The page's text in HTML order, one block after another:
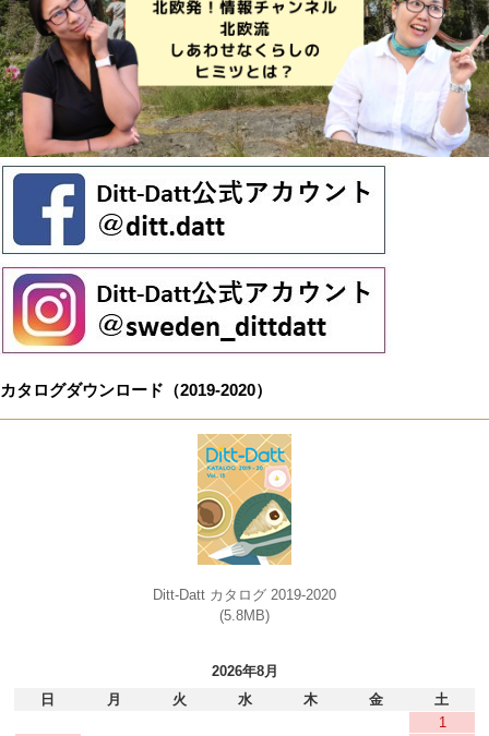
カタログダウンロード（2019-2020）
Ditt-Datt カタログ 2019-2020
(5.8MB)
2026年8月
日
月 火 水 木 金
土
1